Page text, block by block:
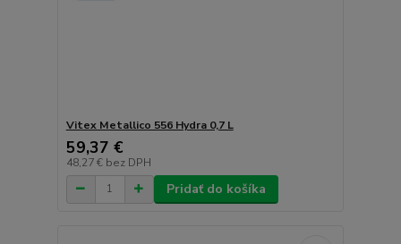
Vitex Metallico 556 Hydra 0,7 L
59,37 €
48,27 € bez DPH
Pridať do košíka